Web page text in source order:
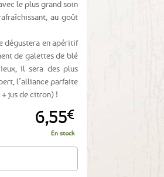
le plus grand soin
au goût
dégustera en apéritif
de galettes de blé
il sera des plus
l’alliance parfaite
jus de citron) !
6,55€
En stock